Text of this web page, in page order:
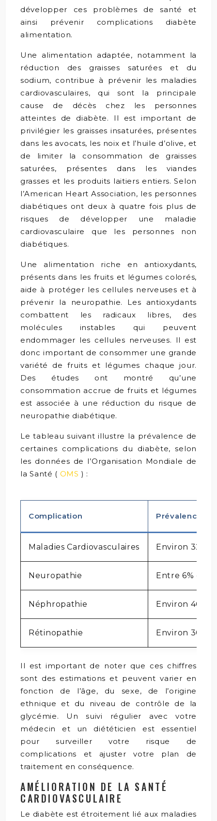
développer ces problèmes de santé et
ainsi prévenir complications diabète
alimentation.
Une alimentation adaptée, notamment la
réduction des graisses saturées et du
sodium, contribue à prévenir les maladies
cardiovasculaires, qui sont la principale
cause de décès chez les personnes
atteintes de diabète. Il est important de
privilégier les graisses insaturées, présentes
dans les avocats, les noix et l’huile d’olive, et
de limiter la consommation de graisses
saturées, présentes dans les viandes
grasses et les produits laitiers entiers. Selon
l’American Heart Association, les personnes
diabétiques ont deux à quatre fois plus de
risques de développer une maladie
cardiovasculaire que les personnes non
diabétiques.
Une alimentation riche en antioxydants,
présents dans les fruits et légumes colorés,
aide à protéger les cellules nerveuses et à
prévenir la neuropathie. Les antioxydants
combattent les radicaux libres, des
molécules instables qui peuvent
endommager les cellules nerveuses. Il est
donc important de consommer une grande
variété de fruits et légumes chaque jour.
Des études ont montré qu’une
consommation accrue de fruits et légumes
est associée à une réduction du risque de
neuropathie diabétique.
Le tableau suivant illustre la prévalence de
certaines complications du diabète, selon
les données de l’Organisation Mondiale de
la Santé ( OMS ) :
Complication Prévalence
Maladies Cardiovasculaires Environ 32%
Neuropathie Entre 6% et
Néphropathie Environ 40%
Rétinopathie Environ 30%
Il est important de noter que ces chiffres
sont des estimations et peuvent varier en
fonction de l’âge, du sexe, de l’origine
ethnique et du niveau de contrôle de la
glycémie. Un suivi régulier avec votre
médecin et un diététicien est essentiel
pour surveiller votre risque de
complications et ajuster votre plan de
traitement en conséquence.
AMÉLIORATION DE LA SANTÉ
CARDIOVASCULAIRE
Le diabète est étroitement lié aux maladies